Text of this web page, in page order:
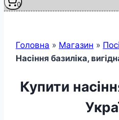
0
Головна » Магазин »
Насіння базиліка,
Купити